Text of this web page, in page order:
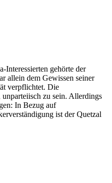
Interessierten gehörte der
allein dem Gewissen seiner
verpflichtet. Die
zu sein. Allerdings
In Bezug auf
ist der Quetzal